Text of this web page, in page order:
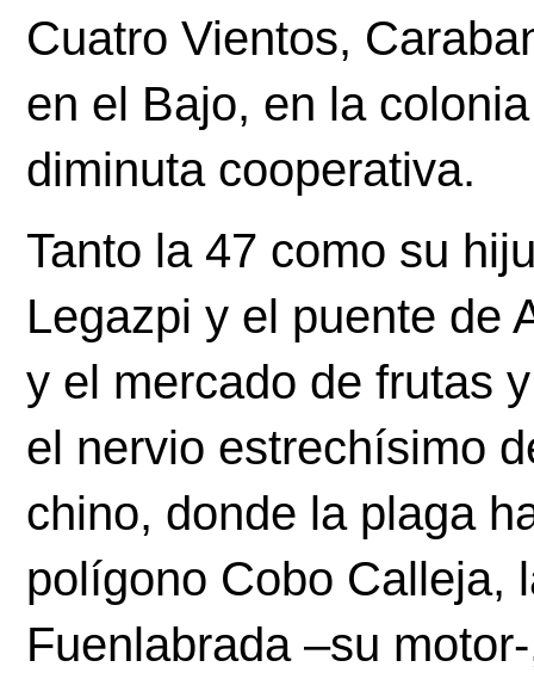
Cuatro Vientos,
en el Bajo, en la
diminuta cooperativa.
Tanto la 47 como su
Legazpi y el puente de
y el mercado de frutas
el nervio estrechísimo
chino, donde la plaga
polígono Cobo Calleja,
Fuenlabrada –su